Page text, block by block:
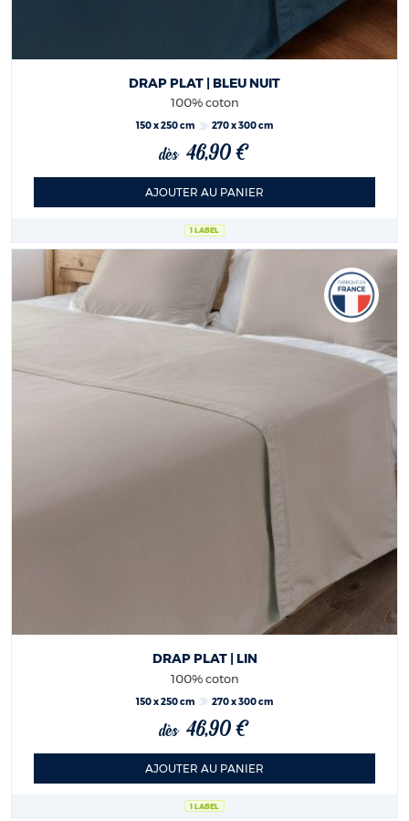
1 LABEL
DRAP PLAT | BLEU NUIT
100% coton
150 x 250 cm 270 x 300 cm
dès 46,90 €
AJOUTER AU PANIER
1 LABEL
DRAP PLAT | LIN
100% coton
150 x 250 cm 270 x 300 cm
dès 46,90 €
AJOUTER AU PANIER